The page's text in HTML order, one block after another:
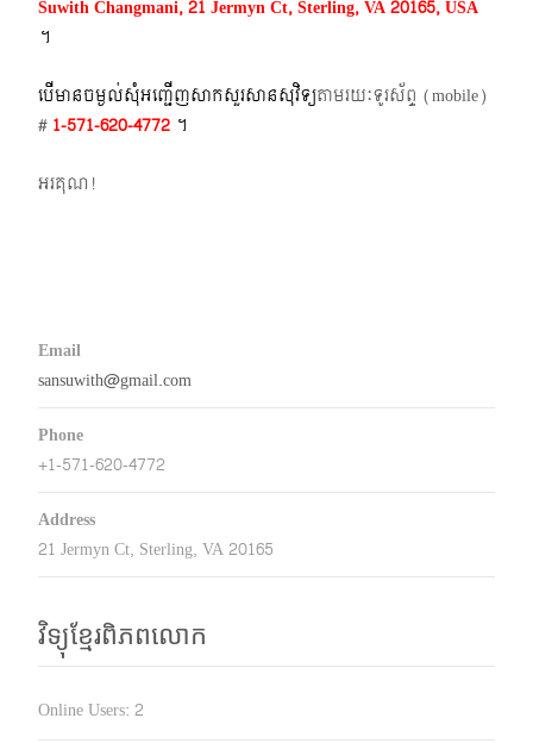
Suwith Changmani, 21 Jermyn Ct, Sterling, VA 20165, USA
។​
បើមានចម្ងល់​សុំអញ្ជើញសាកសួរសានសុវិទ្យតាមរយៈទូរស័ព្ទ​ (mobile)​
# 1-571-620-4772​ ។
អរគុណ!
Email
sansuwith@gmail.com
Phone
+1-571-620-4772
Address
21 Jermyn Ct, Sterling, VA 20165
វិទ្យុខ្មែរពិភពលោក
Online Users: 2